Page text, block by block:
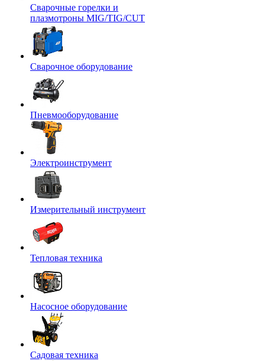
Сварочные горелки и
плазмотроны MIG/TIG/CUT
Сварочное оборудование
Пневмооборудование
Электроинструмент
Измерительный инструмент
Тепловая техника
Насосное оборудование
Садовая техника